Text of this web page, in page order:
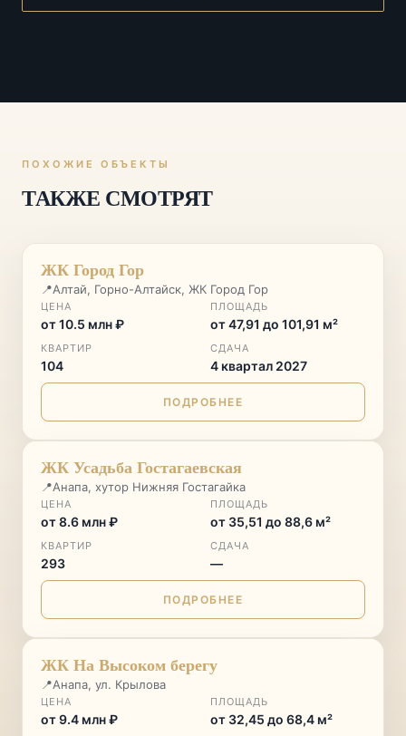
ПОХОЖИЕ ОБЪЕКТЫ
ТАКЖЕ СМОТРЯТ
ГОРНЫЙ КУРОРТ
ЖК Город Гор
📍Алтай, Горно-Алтайск, ЖК Город Гор
ЦЕНА
от 10.5 млн ₽
ПЛОЩАДЬ
от 47,91 до 101,91 м²
КВАРТИР
104
СДАЧА
4 квартал 2027
ПОДРОБНЕЕ
ЖК Усадьба Гостагаевская
📍Анапа, хутор Нижняя Гостагайка
ЦЕНА
от 8.6 млн ₽
ПЛОЩАДЬ
от 35,51 до 88,6 м²
КВАРТИР
293
СДАЧА
—
ПОДРОБНЕЕ
ЖК На Высоком берегу
📍Анапа, ул. Крылова
ЦЕНА
от 9.4 млн ₽
ПЛОЩАДЬ
от 32,45 до 68,4 м²